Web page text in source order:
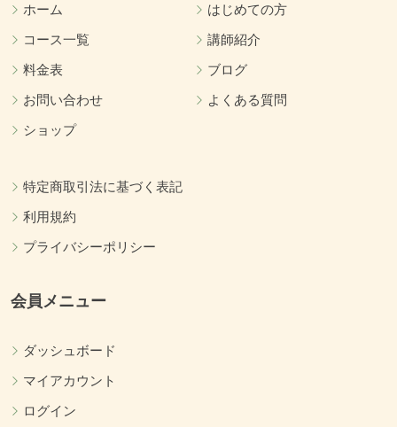
ホーム
はじめての方
コース一覧
講師紹介
料金表
ブログ
お問い合わせ
よくある質問
ショップ
特定商取引法に基づく表記
利用規約
プライバシーポリシー
会員メニュー
ダッシュボード
マイアカウント
ログイン